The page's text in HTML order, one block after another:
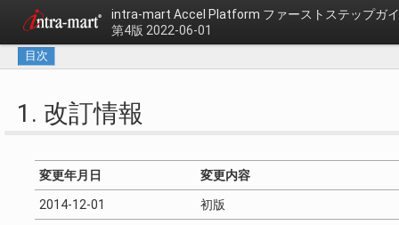
intra-mart Accel Platform ファーストステップガ
第4版 2022-06-01
目次
1. 改訂情報
変更年月日 変更内容
2014-12-01 初版